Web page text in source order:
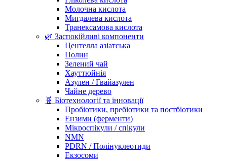
Молочна кислота
Мигдалева кислота
Транексамова кислота
🌿 Заспокійливі компоненти
Центелла азіатська
Полин
Зелений чай
Хауттюйнія
Азулен / Гвайазулен
Чайне дерево
🧬 Біотехнології та інновації
Пробіотики, пребіотики та постбіотики
Ензими (ферменти)
Мікроспікули / спікули
NMN
PDRN / Полінуклеотиди
Екзосоми